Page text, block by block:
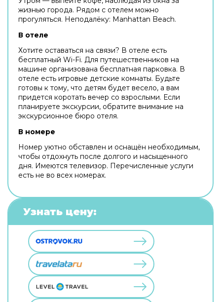
жизнью города. Рядом с отелем можно
прогуляться. Неподалёку: Manhattan Beach.
В отеле
Хотите оставаться на связи? В отеле есть
бесплатный Wi-Fi. Для путешественников на
машине организована бесплатная парковка. В
отеле есть игровые детские комнаты. Будьте
готовы к тому, что детям будет весело, а вам
придется коротать вечер со взрослыми. Если
планируете экскурсии, обратите внимание на
экскурсионное бюро отеля.
В номере
Номер уютно обставлен и оснащён необходимым,
чтобы отдохнуть после долгого и насыщенного
дня. Имеются телевизор. Перечисленные услуги
есть не во всех номерах.
Узнать цену: